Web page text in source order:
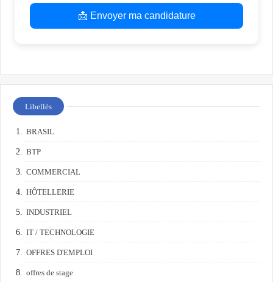
📩 Envoyer ma candidature
Libellés
BRASIL
BTP
COMMERCIAL
HÔTELLERIE
INDUSTRIEL
IT / TECHNOLOGIE
OFFRES D'EMPLOI
offres de stage